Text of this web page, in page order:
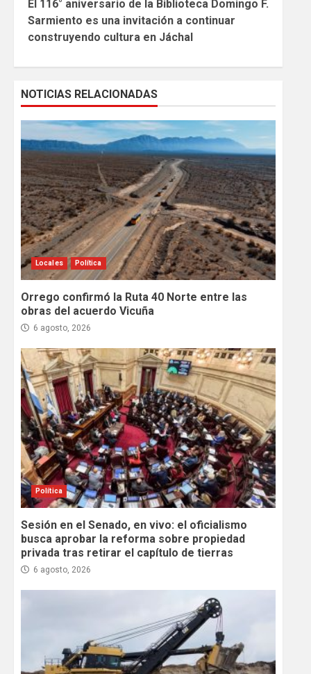
Reading
El 116° aniversario de la Biblioteca Domingo F.
Sarmiento es una invitación a continuar
construyendo cultura en Jáchal
NOTICIAS RELACIONADAS
Locales Política
Orrego confirmó la Ruta 40 Norte entre las
obras del acuerdo Vicuña
6 agosto, 2026
Política
Sesión en el Senado, en vivo: el oficialismo
busca aprobar la reforma sobre propiedad
privada tras retirar el capítulo de tierras
6 agosto, 2026